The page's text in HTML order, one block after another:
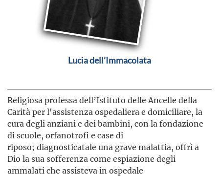
Lucia dell’Immacolata
Religiosa professa dell’Istituto delle Ancelle della
Carità per l'assistenza ospedaliera e domiciliare, la
cura degli anziani e dei bambini, con la fondazione
di scuole, orfanotrofi e case di
riposo; diagnosticatale una grave malattia, offrì a
Dio la sua sofferenza come espiazione degli
ammalati che assisteva in ospedale